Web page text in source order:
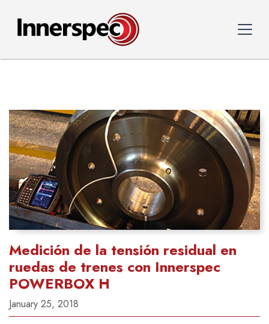
Medición de la tensión residual en
ruedas de trenes con Innerspec
POWERBOX H
January 25, 2018